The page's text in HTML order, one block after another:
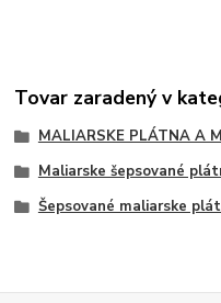
Tovar zaradený v
MALIARSKE PLÁTNA A
Maliarske šepsované
Šepsované maliarske